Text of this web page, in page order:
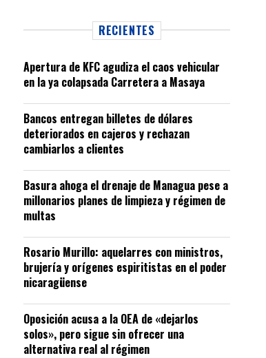
RECIENTES
Apertura de KFC agudiza el caos vehicular
en la ya colapsada Carretera a Masaya
Bancos entregan billetes de dólares
deteriorados en cajeros y rechazan
cambiarlos a clientes
Basura ahoga el drenaje de Managua pese a
millonarios planes de limpieza y régimen de
multas
Rosario Murillo: aquelarres con ministros,
brujería y orígenes espiritistas en el poder
nicaragüense
Oposición acusa a la OEA de «dejarlos
solos», pero sigue sin ofrecer una
alternativa real al régimen